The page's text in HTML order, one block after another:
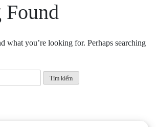
what you’re looking for. Perhaps searching